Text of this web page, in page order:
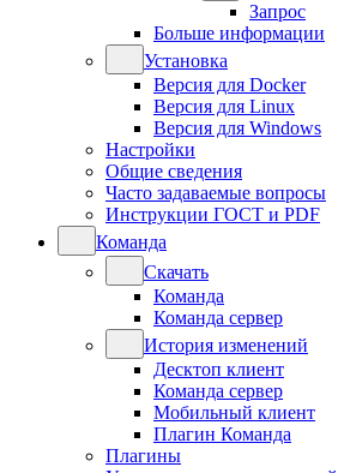
Запрос
Больше информации
Установка
Версия для Docker
Версия для Linux
Версия для Windows
Настройки
Общие сведения
Часто задаваемые вопросы
Инструкции ГОСТ и PDF
Команда
Скачать
Команда
Команда сервер
История изменений
Десктоп клиент
Команда сервер
Мобильный клиент
Плагин Команда
Плагины